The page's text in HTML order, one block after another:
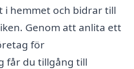
i hemmet och bidrar till
Genom att anlita ett
för
får du tillgång till